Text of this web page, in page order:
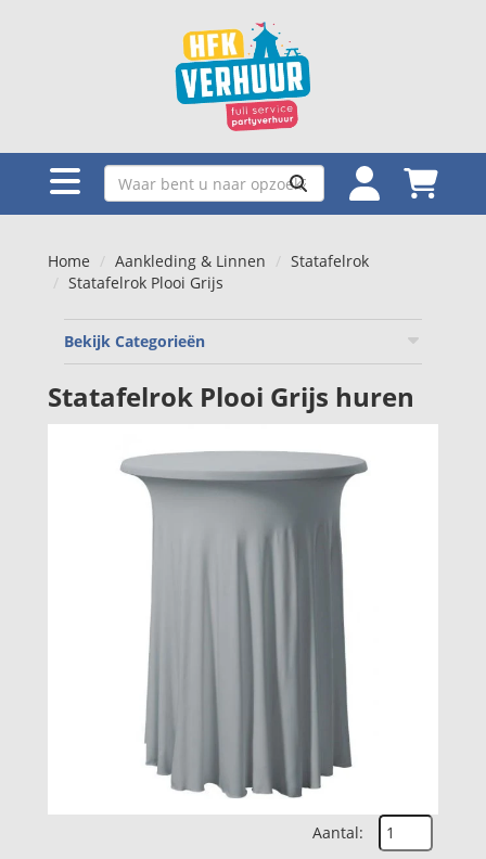
Home Aankleding & Linnen
Statafelrok
Statafelrok Plooi Grijs
Bekijk Categorieën
Statafelrok Plooi Grijs huren
Aantal: